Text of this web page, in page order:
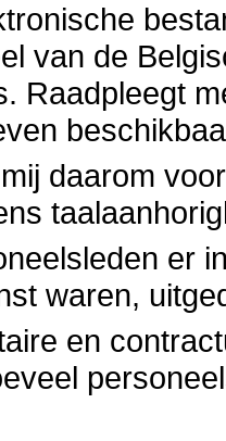
van de
Raadpleegt
daarom
er
waren,
en